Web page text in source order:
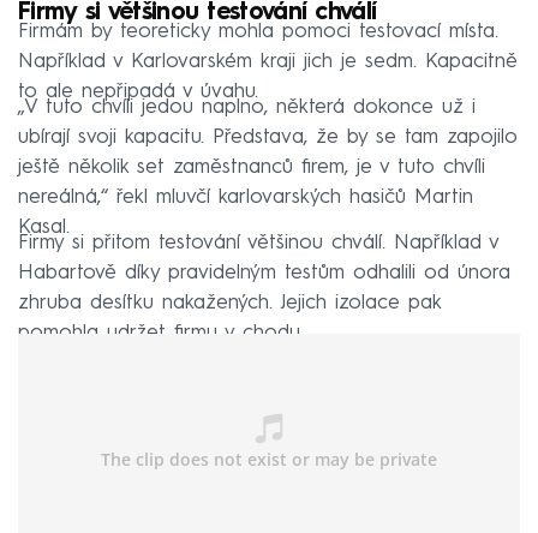
Firmy si většinou testování chválí
Firmám by teoreticky mohla pomoci testovací místa.
Například v Karlovarském kraji jich je sedm. Kapacitně
to ale nepřipadá v úvahu.
„V tuto chvíli jedou naplno, některá dokonce už i
ubírají svoji kapacitu. Představa, že by se tam zapojilo
ještě několik set zaměstnanců firem, je v tuto chvíli
nereálná,“ řekl mluvčí karlovarských hasičů Martin
Kasal.
Firmy si přitom testování většinou chválí. Například v
Habartově díky pravidelným testům odhalili od února
zhruba desítku nakažených. Jejich izolace pak
pomohla udržet firmu v chodu.